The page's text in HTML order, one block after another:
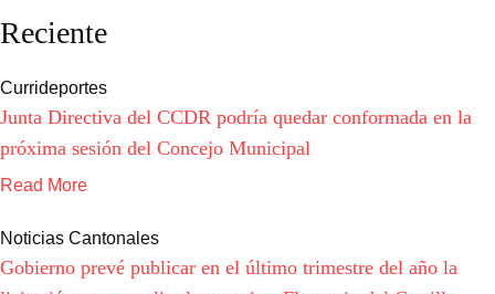
Reciente
Currideportes
Junta Directiva del CCDR podría quedar conformada en la
próxima sesión del Concejo Municipal
Read More
Noticias Cantonales
Gobierno prevé publicar en el último trimestre del año la